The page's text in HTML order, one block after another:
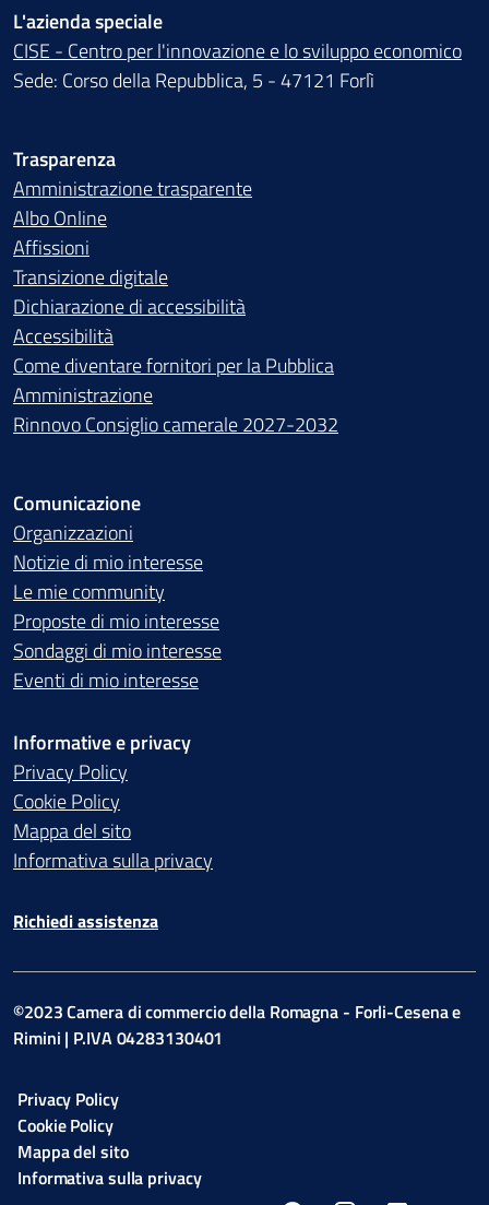
L'azienda speciale
CISE - Centro per l'innovazione e lo sviluppo economico
Sede: Corso della Repubblica, 5 - 47121 Forlì
Trasparenza
Amministrazione trasparente
Albo Online
Affissioni
Transizione digitale
Dichiarazione di accessibilità
Accessibilità
Come diventare fornitori per la Pubblica
Amministrazione
Rinnovo Consiglio camerale 2027-2032
Comunicazione
Organizzazioni
Notizie di mio interesse
Le mie community
Proposte di mio interesse
Sondaggi di mio interesse
Eventi di mio interesse
Informative e privacy
Privacy Policy
Cookie Policy
Mappa del sito
Informativa sulla privacy
Richiedi assistenza
©2023 Camera di commercio della Romagna - Forli-Cesena e
Rimini | P.IVA 04283130401
Privacy Policy
Cookie Policy
Mappa del sito
Informativa sulla privacy